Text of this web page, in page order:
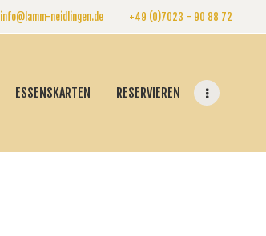
info@lamm-neidlingen.de +49 (0)7023 - 90 88 72
ESSENSKARTEN RESERVIEREN